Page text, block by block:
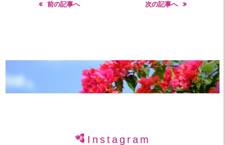
前の記事へ 次の記事へ
Instagram